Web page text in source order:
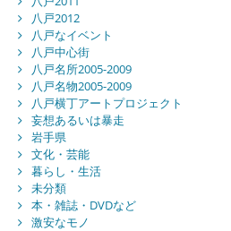
八戸2012
八戸なイベント
八戸中心街
八戸名所2005-2009
八戸名物2005-2009
八戸横丁アートプロジェクト
妄想あるいは暴走
岩手県
文化・芸能
暮らし・生活
未分類
本・雑誌・DVDなど
激安なモノ